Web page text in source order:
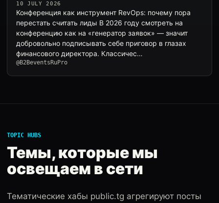
10 JULY 2026
Конференция как инструмент RevOps: почему пора
перестать считать лиды В 2026 году смотреть на
конференцию как на «генератор заявок» — значит
добровольно подписывать себе приговор в глазах
финансового директора. Классичес…
@B2BeventsRuPro
TOPIC HUBS
Темы, которые мы
освещаем в сети
Тематические хабы public.tg агрегируют посты